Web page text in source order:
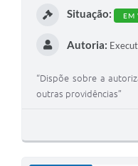
Situação: EM
Autoria:
“Dispõe sobre a
outras providências”